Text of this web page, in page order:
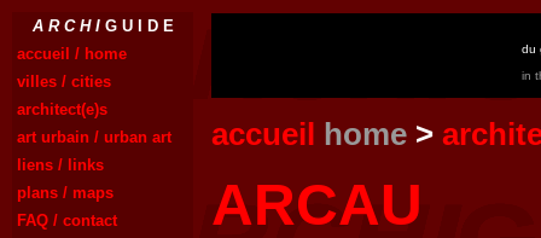
A R C H IG U I D E
accueil / home
villes / cities
architect(e)s
art urbain / urban art
liens / links
plans / maps
FAQ / contact
du
in
accueil home >
ARCAU